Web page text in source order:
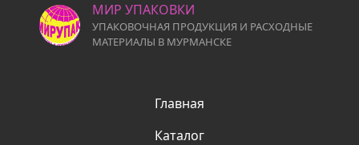
МИР УПАКОВКИ
УПАКОВОЧНАЯ ПРОДУКЦИЯ И РАСХОДНЫЕ
МАТЕРИАЛЫ В МУРМАНСКЕ
Главная
Каталог